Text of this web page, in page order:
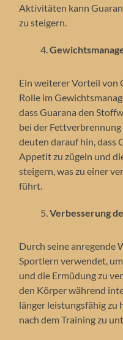
Aktivitäten kann
zu steigern.
Ein weiterer Vorteil von
Rolle im
dass Guarana den
bei der
deuten darauf hin, dass
Appetit zu zügeln und
steigern, was zu einer
führt.
Verbesserung
Durch seine anregende
Sportlern verwendet,
und die Ermüdung zu
den Körper während
länger leistungsfähig zu
nach dem Training zu